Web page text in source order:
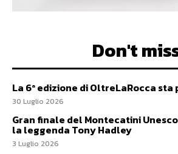
Don't
La 6ª edizione di OltreLaRocca
30 Luglio 2026
Gran finale del Montecatini
la leggenda Tony Hadley
3 Luglio 2026